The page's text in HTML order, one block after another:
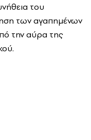
του
των αγαπημένων
την αύρα της